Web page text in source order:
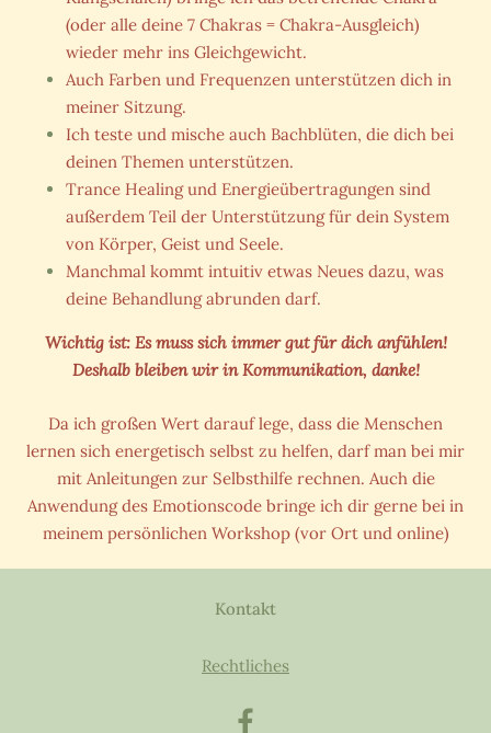
(oder alle deine 7 Chakras = Chakra-Ausgleich)
wieder mehr ins Gleichgewicht.
Auch Farben und Frequenzen unterstützen dich in
meiner Sitzung.
Ich teste und mische auch Bachblüten, die dich bei
deinen Themen unterstützen.
Trance Healing und Energieübertragungen sind
außerdem Teil der Unterstützung für dein System
von Körper, Geist und Seele.
Manchmal kommt intuitiv etwas Neues dazu, was
deine Behandlung abrunden darf.
Wichtig ist: Es muss sich immer gut für dich anfühlen!
Deshalb bleiben wir in Kommunikation, danke!
Da ich großen Wert darauf lege, dass die Menschen
lernen sich energetisch selbst zu helfen, darf man bei mir
mit Anleitungen zur Selbsthilfe rechnen. Auch die
Anwendung des Emotionscode bringe ich dir gerne bei in
meinem persönlichen Workshop (vor Ort und online)
Kontakt
Rechtliches